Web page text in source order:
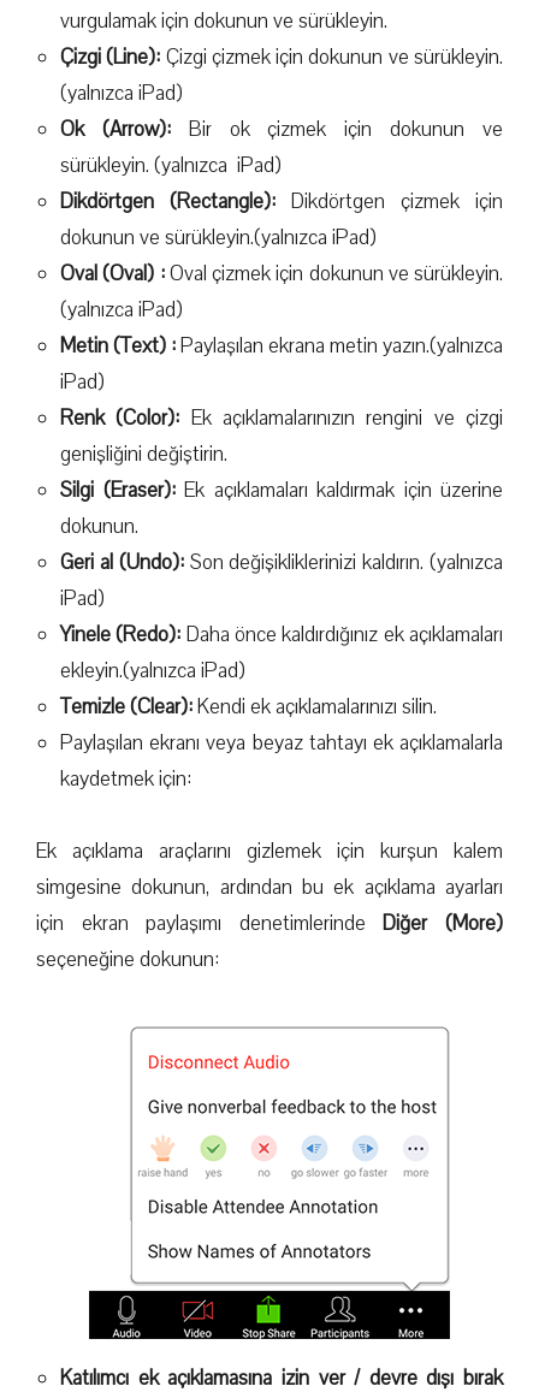
vurgulamak için dokunun ve sürükleyin.
Çizgi (Line): Çizgi çizmek için dokunun ve sürükleyin.
(yalnızca iPad)
Ok (Arrow): Bir ok çizmek için dokunun ve
sürükleyin. (yalnızca iPad)
Dikdörtgen (Rectangle): Dikdörtgen çizmek için
dokunun ve sürükleyin.(yalnızca iPad)
Oval (Oval) :Oval çizmek için dokunun ve sürükleyin.
(yalnızca iPad)
Metin (Text) :Paylaşılan ekrana metin yazın.(yalnızca
iPad)
Renk (Color): Ek açıklamalarınızın rengini ve çizgi
genişliğini değiştirin.
Silgi (Eraser):Ek açıklamaları kaldırmak için üzerine
dokunun.
Geri al (Undo): Son değişikliklerinizi kaldırın. (yalnızca
iPad)
Yinele (Redo): Daha önce kaldırdığınız ek açıklamaları
ekleyin.(yalnızca iPad)
Temizle (Clear):Kendi ek açıklamalarınızı silin.
Paylaşılan ekranı veya beyaz tahtayı ek açıklamalarla
kaydetmek için:
Ek açıklama araçlarını gizlemek için kurşun kalem
simgesine dokunun, ardından bu ek açıklama ayarları
için ekran paylaşımı denetimlerindeDiğer (More)
seçeneğine dokunun:
Katılımcı ek açıklamasına izin ver / devre dışı bırak